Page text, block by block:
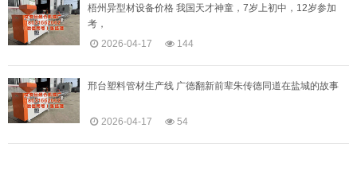
梧州异型材设备价格 我国天才神童，7岁上初中，12岁参加
考，
2026-04-17
144
邢台塑料管材生产线 广德翻新前辈朱传德同道在盐城的故事
2026-04-17 54